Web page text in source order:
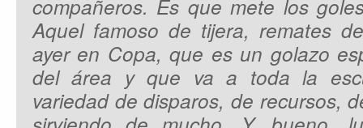
compañeros. Es que mete los
Aquel famoso de tijera, remates
ayer en Copa, que es un golazo
del área y que va a toda la
variedad de disparos, de recursos,